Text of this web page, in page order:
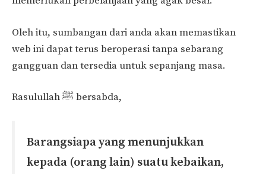
Oleh itu, sumbangan dari anda akan memastikan
web ini dapat terus beroperasi tanpa sebarang
gangguan dan tersedia untuk sepanjang masa.
Rasulullah ﷺ bersabda,
Barangsiapa yang menunjukkan
kepada (orang lain) suatu kebaikan,